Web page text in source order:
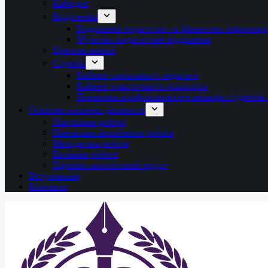
Кафедри
Відділення
Відділення педагогіки та фінансово-
Музично-педагогічне відділення
Циклові комісії
Служби
Кабінет соціального педагога
Кабінет практичного психолога
Первинна профспілкова організація
Освітньо-виховна діяльність
Навчальна робота
Навчально-виробнича робота
Методична робота
Виховна робота
Науково-аналітичний відділ
Вступникам
Контакти